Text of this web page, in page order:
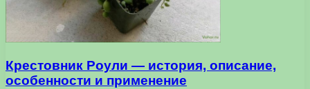
Крестовник Роули — история, описание,
особенности и применение